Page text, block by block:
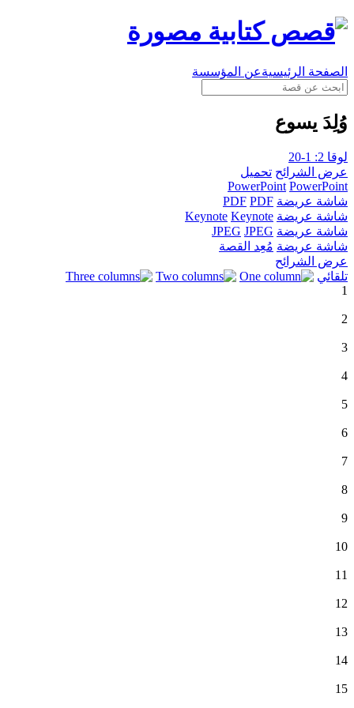
الصفحة الرئيسيةعن المؤسسة
وُلِدَ يسوع
لوقا 2: 1-20
عرض الشرائح تحميل
PowerPoint PowerPoint
شاشة عريضة
PDF PDF
شاشة عريضة
Keynote Keynote
شاشة عريضة
JPEG JPEG
شاشة عريضة مُعِد القصة
عرض الشرائح
تلقائي
1
2
3
4
5
6
7
8
9
10
11
12
13
14
15